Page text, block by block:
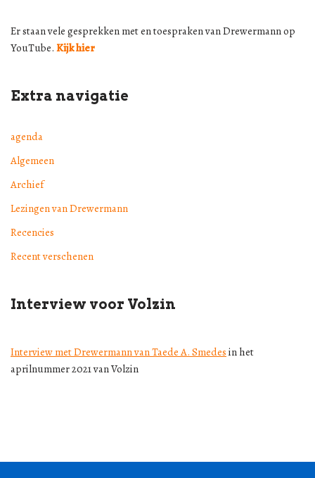
Er staan vele gesprekken met en toespraken van Drewermann op
YouTube. Kijk hier
Extra navigatie
agenda
Algemeen
Archief
Lezingen van Drewermann
Recencies
Recent verschenen
Interview voor Volzin
Interview met Drewermann van Taede A. Smedes in het
aprilnummer 2021 van Volzin